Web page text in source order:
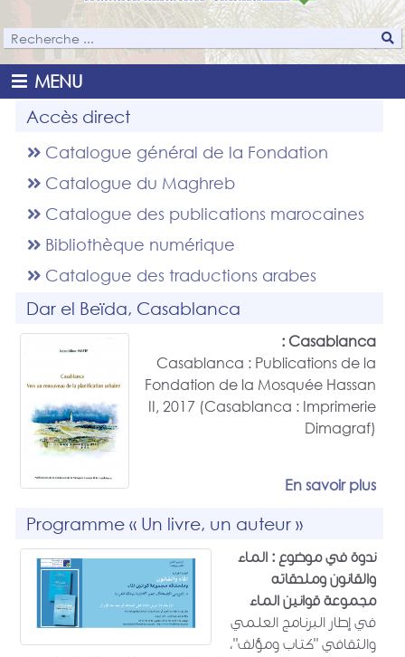
MENU
Accès direct
Catalogue général de la Fondation
Catalogue du Maghreb
Catalogue des publications marocaines
Bibliothèque numérique
Catalogue des traductions arabes
Dar el Beïda, Casablanca
Casablanca :
Casablanca : Publications de la
Fondation de la Mosquée Hassan
II, 2017 (Casablanca : Imprimerie
Dimagraf)
En savoir plus
Programme « Un livre, un auteur »
ندوة في موضوع : الماء
والقانون وملحقاته
مجموعة قوانين الماء
في إطار البرنامج العلمي
والثقافي "كتاب ومؤلف"،